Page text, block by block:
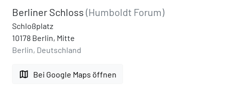
Berliner Schloss (Humboldt Forum)
Schloßplatz
10178 Berlin, Mitte
Berlin, Deutschland
map Bei Google Maps öffnen